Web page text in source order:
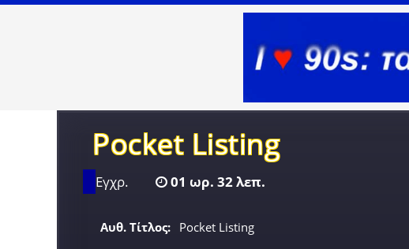
Pocket Listing
Εγχρ. 01 ωρ. 32 λεπ.
Αυθ. Τίτλος: Pocket Listing